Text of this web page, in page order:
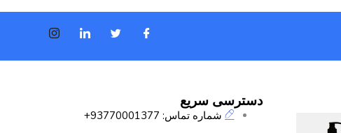
دسترسی سریع
شماره تماس: 93770001377+